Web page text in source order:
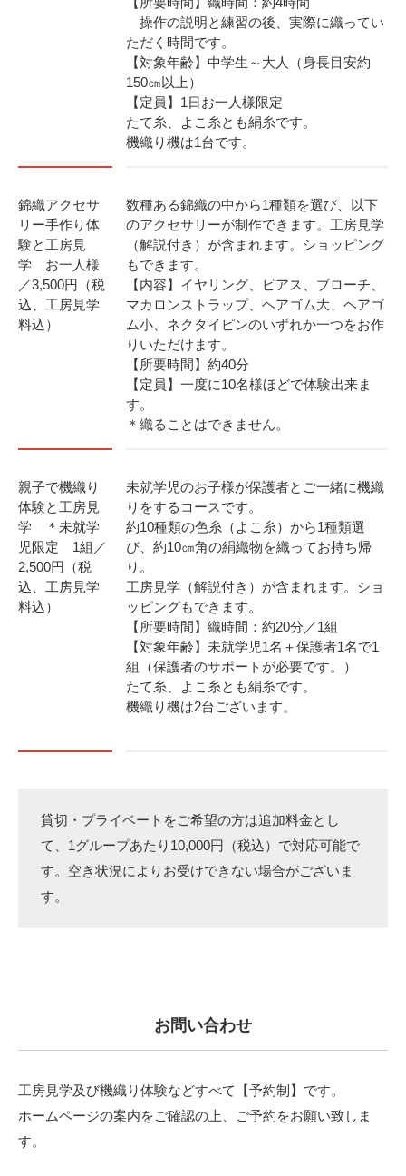
操作の説明と練習の後、実際に織ってい
ただく時間です。
【対象年齢】中学生～大人（身長目安約
150㎝以上）
【定員】1日お一人様限定
たて糸、よこ糸とも絹糸です。
機織り機は1台です。
錦織アクセサ
リー手作り体
験と工房見
学 お一人様
／3,500円（税
込、工房見学
料込）
数種ある錦織の中から1種類を選び、以下
のアクセサリーが制作できます。工房見学
（解説付き）が含まれます。ショッピング
もできます。
【内容】イヤリング、ピアス、ブローチ、
マカロンストラップ、ヘアゴム大、ヘアゴ
ム小、ネクタイピンのいずれか一つをお作
りいただけます。
【所要時間】約40分
【定員】一度に10名様ほどで体験出来ま
す。
＊織ることはできません。
親子で機織り
体験と工房見
学 ＊未就学
児限定 1組／
2,500円（税
込、工房見学
料込）
未就学児のお子様が保護者とご一緒に機織
りをするコースです。
約10種類の色糸（よこ糸）から1種類選
び、約10㎝角の絹織物を織ってお持ち帰
り。
工房見学（解説付き）が含まれます。ショ
ッピングもできます。
【所要時間】織時間：約20分／1組
【対象年齢】未就学児1名＋保護者1名で1
組（保護者のサポートが必要です。）
たて糸、よこ糸とも絹糸です。
機織り機は2台ございます。
貸切・プライベートをご希望の方は追加料金とし
て、1グループあたり10,000円（税込）で対応可能で
す。空き状況によりお受けできない場合がございま
す。
お問い合わせ
工房見学及び機織り体験などすべて【予約制】です。
ホームページの案内をご確認の上、ご予約をお願い致しま
す。